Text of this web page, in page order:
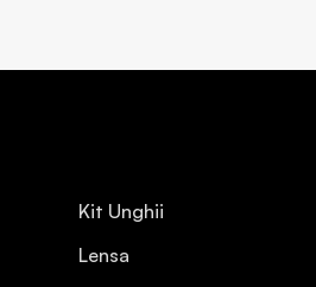
Kit Unghii
Lensa